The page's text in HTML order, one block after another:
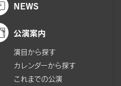
NEWS
公演案内
演目から探す
カレンダーから探す
これまでの公演